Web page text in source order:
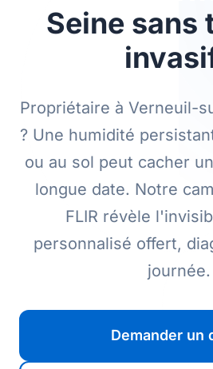
Seine sans
Propriétaire à Verneuil-
? Une humidité
ou au sol peut cacher
longue date. Notre
FLIR révèle
personnalisé offert,
journée.
Demander un